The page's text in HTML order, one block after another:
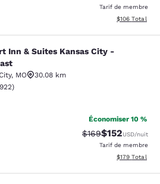
Tarif de membre
Afficher les
$106 Total
Suites Kansas City -
Inn & Suites Kansas City -
, MO
30.08 km
Bien. 1922 commentaires
)
Économiser 10 %
Tarif barré :
$169Tarif réduit :
$152USD/nuit
Tarif de membre
Afficher les
$179 Total